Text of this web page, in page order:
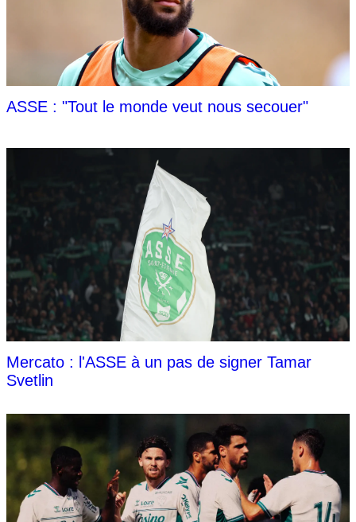
ASSE : "Tout le monde veut nous secouer"
Mercato : l'ASSE à un pas de signer Tamar
Svetlin